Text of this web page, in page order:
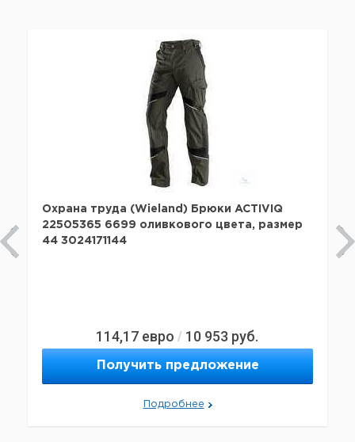
Охрана труда (Wieland) Брюки ACTIVIQ
22505365 6699 оливкового цвета, размер
44 3024171144
114,17 евро / 10 953 руб.
Получить предложение
Подробнее